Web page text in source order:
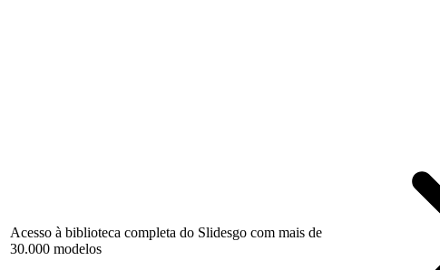
Acesso à biblioteca completa do Slidesgo com mais de
30.000 modelos